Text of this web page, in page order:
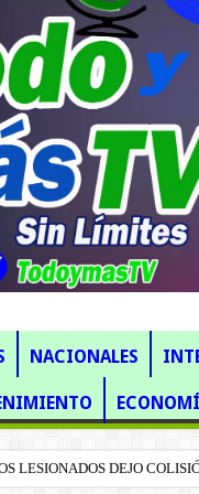
NACIONALES
LESIONADOS DEJO
una mujer por intentar